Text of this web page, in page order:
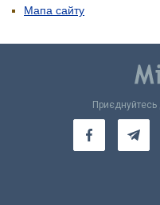
Мапа сайту